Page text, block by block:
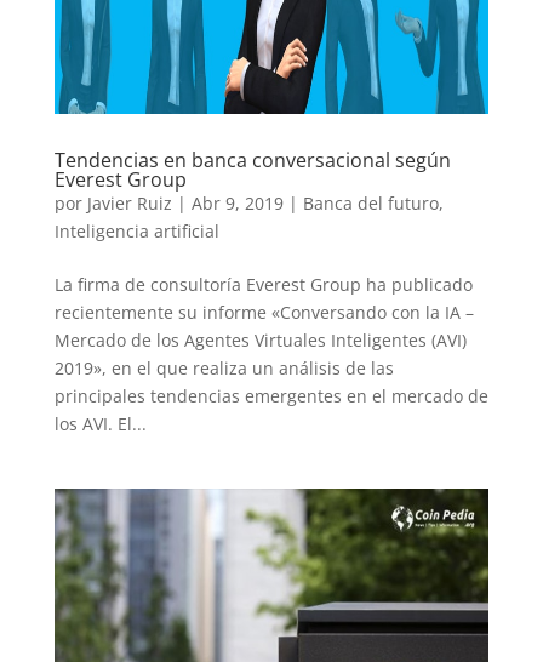
Tendencias en banca conversacional según
Everest Group
por Javier Ruiz | Abr 9, 2019| Banca del futuro,
Inteligencia artificial
La firma de consultoría Everest Group ha publicado
recientemente su informe «Conversando con la IA –
Mercado de los Agentes Virtuales Inteligentes (AVI)
2019», en el que realiza un análisis de las
principales tendencias emergentes en el mercado de
los AVI. El...